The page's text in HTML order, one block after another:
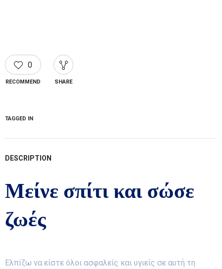
0
RECOMMEND SHARE
TAGGED IN
DESCRIPTION
Μείνε σπίτι και σώσε
ζωές
Ελπίζω να είστε όλοι ασφαλείς και υγιείς σε αυτή τη